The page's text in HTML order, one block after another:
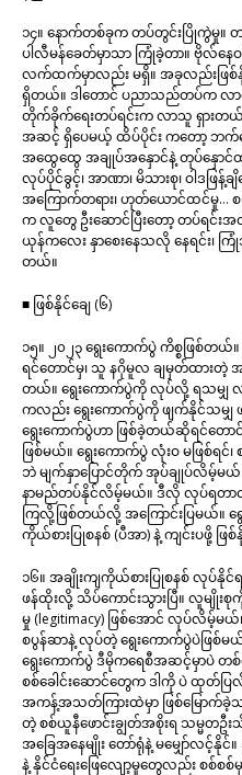
၁၄။ နောက်တစ်ခုက တပ်တွင်းပြိုကွဲမှု
ပါလီမန်ခေတ်မှာသာ ကြုံခဲ့တာ။ ဗိုလ်န
လက်ထက်မှာလည်း မရှိ။ အခုလည်းဖြစ်နို
ရှိတယ်။ ဒါတောင် ပညာသည်တပ်က လာတဲ့
တိုက်ခိုက်ရေးတပ်ရင်းက လာသူ ရှားတယ်
အဆင့် ရှိပေမယ့် ထိပ်ပိုင်း ကတော့ ဘက်ပြ
အထွေထွေ အချုပ်အနှောင်နဲ့ တုပ်နှောင်ထ
လုပ်ပိုင်ခွင့်၊ အာဏာ၊ မိသားစု၊ ဝါဒဖ
အကြောက်တရား၊ ဟုတ်ယောင်ထင်မှု…
က လူတွေ ဦးဆောင်ပြီးတော့ တပ်ရင်းအ
ယုန်ကလေး နှာစေးနေသလို နေရင်း၊
တယ်။
■ ဖြစ်နိုင်ချေ (၆)
၁၅။ ၂၀၂၃ ရွေးကောက်ပွဲ ကိစ္စဖြစ်တ
ရင်တောင်မှ၊ သူ နဂိုမူလ ချမှတ်ထားတဲ့
တယ်။ ရွေးကောက်ပွဲကို လုပ်လို့ ရသမျှ
ကလည်း ရွေးကောက်ပွဲကို ဖျက်နိုင်သမျှ ဖ
ရွေးကောက်ပွဲဟာ ဖြစ်ခဲ့တယ်ဆိုရင်တော
ဖြစ်မယ်။ ရွေးကောက်ပွဲ လုံးဝ မဖြစ်ရ
ဘဲ မျက်နှာပြောင်တိုက် အုပ်ချုပ်လိမ့်မ
နာမည်တပ်နိုင်လိမ့်မယ်။ ဒီလို လုပ်ရတ
ကြလို့ဖြစ်တယ်လို့ အကြောင်းပြမယ်။ ရွ
ကိုယ်စားပြုစနစ် (ပီအာ) နဲ့ ကျင်းပဖို့ ဖြ
၁၆။ အချိုးကျကိုယ်စားပြုစနစ် လုပ်
ဖန်ထိုးလို့ သိပ်ကောင်းသွားပြီ။ လူမျိုးစု
မှု (legitimacy) ဖြစ်အောင် လုပ်လိမ့်
စပွန်ဆာနဲ့ လုပ်တဲ့ ရွေးကောက်ပွဲပဲဖြစ်မ
ရွေးကောက်ပွဲ ဒီမိုကရေစီအဆင့်မှာပဲ တ
စစ်ခေါင်းဆောင်တွေက ဒါကို ပဲ ထုတ်ပ
အကန့်အသတ်ကြားထဲမှာ ဖြစ်မြောက်ခဲ့
တဲ့ စစ်ယူနီဖောင်းချွတ်အစိုးရ သမ္မတ
အခြေအနေမျိုး တော်ရုံနဲ့ မမျှော်လင့်နိုင်
နဲ့ နိုင်ငံရေးဖြေလျော့မှုတွေလည်း စစ်စစ်